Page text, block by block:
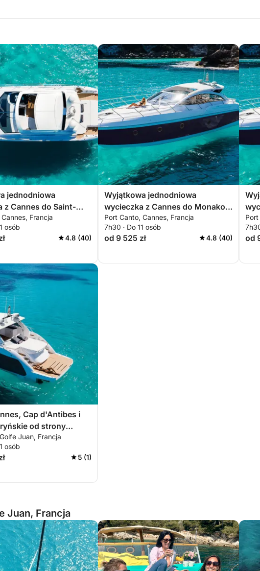
w porcie
chłodzenia stóp lub łagodnego wejścia
wodzie i eksplorować dno morskie dzięki
wód. Będziesz mógł również odkryć
dwóch metrów.
jednodniowa
z Cannes do Saint-
na pokładzie
Francja
osób
4.8 (40)
Wyjątkowa jednodniowa
wycieczka z Cannes do Monako
na pokładzie Sessa C48
Port Canto, Cannes, Francja
7h30 · Do 11 osób
od 9 525 zł 4.8 (40)
na
od
Cap d'Antibes i
od strony
Juan, Francja
osób
5 (1)
Juan, Francja